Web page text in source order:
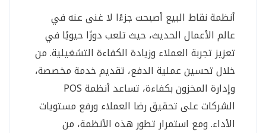
أنظمة نقاط البيع أصبحت جزءًا لا غنى عنه في
عالم الأعمال الحديث، حيث تلعب دورًا حيويًا في
تعزيز تجربة العملاء وزيادة الكفاءة التشغيلية. من
خلال تحسين عملية الدفع، تقديم خدمة مخصصة،
وإدارة المخزون بكفاءة، تساعد أنظمة POS
الشركات على تحقيق رضا العملاء ورفع مستويات
الأداء. ومع استمرار تطور هذه الأنظمة، من